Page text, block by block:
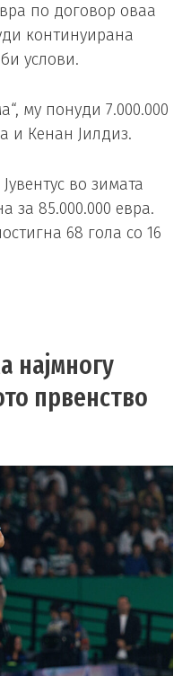
по договор оваа
континуирана
услови.
му понуди 7.000.000
и Кенан Јилдиз.
во зимата
за 85.000.000 евра.
68 гола со 16
најмногу
првенство